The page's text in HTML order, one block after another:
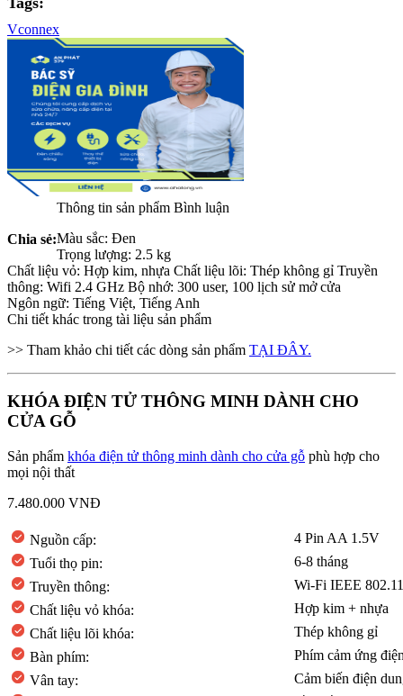
Vconnex
Chia sẻ:
Thông tin sản phẩm Bình luận
Màu sắc: Đen
Trọng lượng: 2.5 kg
Chất liệu vỏ: Hợp kim, nhựa Chất liệu lõi: Thép không gỉ Truyền
thông: Wifi 2.4 GHz Bộ nhớ: 300 user, 100 lịch sử mở cửa
Ngôn ngữ: Tiếng Việt, Tiếng Anh
Chi tiết khác trong tài liệu sản phẩm
>> Tham khảo chi tiết các dòng sản phẩm TẠI ĐÂY.
KHÓA ĐIỆN TỬ THÔNG MINH DÀNH CHO
CỬA GỖ
Sản phẩm khóa điện tử thông minh dành cho cửa gỗ phù hợp cho
mọi nội thất
7.480.000 VNĐ
Nguồn cấp:
4 Pin AA 1.5V
Tuổi thọ pin:
6-8 tháng
Truyền thông:
Wi-Fi IEEE
Chất liệu vỏ khóa:
Hợp kim + nhựa
Chất liệu lõi khóa:
Thép không gỉ
Bàn phím:
Phím cảm ứng
Vân tay:
Cảm biến điện